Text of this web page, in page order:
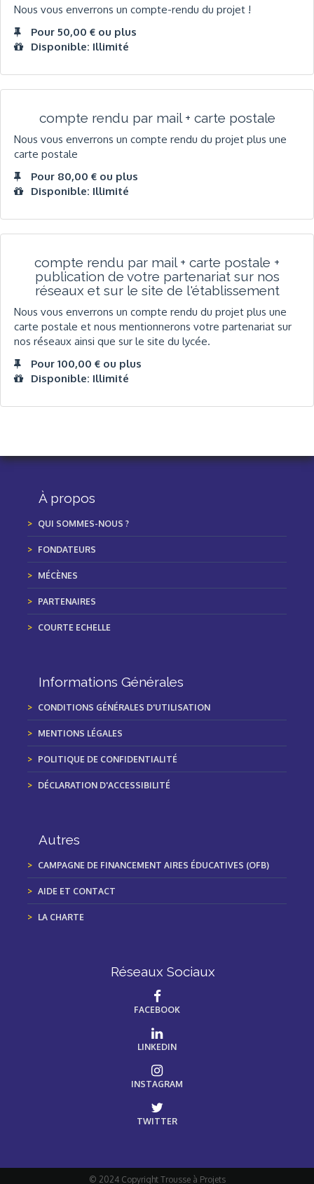
Nous vous enverrons un compte-rendu du projet !
Pour 50,00 € ou plus
Disponible: Illimité
compte rendu par mail + carte postale
Nous vous enverrons un compte rendu du projet plus une
carte postale
Pour 80,00 € ou plus
Disponible: Illimité
compte rendu par mail + carte postale +
publication de votre partenariat sur nos
réseaux et sur le site de l'établissement
Nous vous enverrons un compte rendu du projet plus une
carte postale et nous mentionnerons votre partenariat sur
nos réseaux ainsi que sur le site du lycée.
Pour 100,00 € ou plus
Disponible: Illimité
À propos
QUI SOMMES-NOUS ?
FONDATEURS
MÉCÈNES
PARTENAIRES
COURTE ECHELLE
Informations Générales
CONDITIONS GÉNÉRALES D'UTILISATION
MENTIONS LÉGALES
POLITIQUE DE CONFIDENTIALITÉ
DÉCLARATION D'ACCESSIBILITÉ
Autres
CAMPAGNE DE FINANCEMENT AIRES ÉDUCATIVES (OFB)
AIDE ET CONTACT
LA CHARTE
Réseaux Sociaux
FACEBOOK
LINKEDIN
INSTAGRAM
TWITTER
© 2024 Copyright Trousse à Projets